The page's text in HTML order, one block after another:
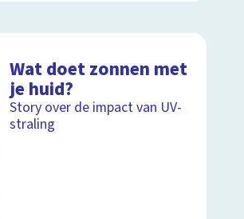
Wat doet zonnen met
je huid?
Story over de impact van UV-
straling